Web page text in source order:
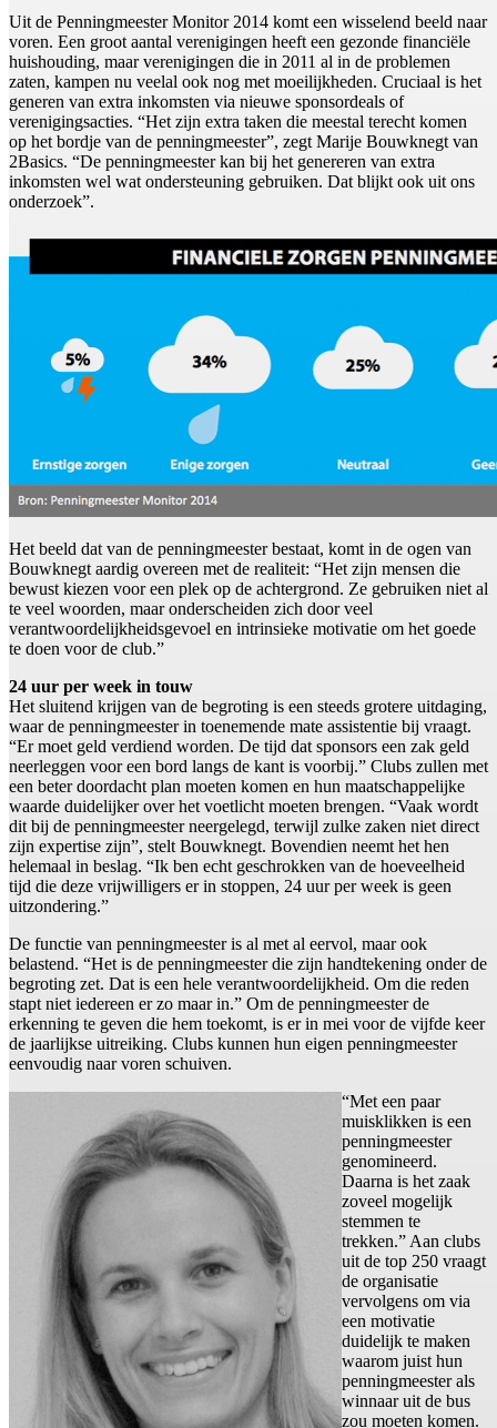
Uit de Penningmeester Monitor 2014 komt een wisselend beeld naar
voren. Een groot aantal verenigingen heeft een gezonde financiële
huishouding, maar verenigingen die in 2011 al in de problemen
zaten, kampen nu veelal ook nog met moeilijkheden. Cruciaal is het
generen van extra inkomsten via nieuwe sponsordeals of
verenigingsacties. “Het zijn extra taken die meestal terecht komen
op het bordje van de penningmeester”, zegt Marije Bouwknegt van
2Basics. “De penningmeester kan bij het genereren van extra
inkomsten wel wat ondersteuning gebruiken. Dat blijkt ook uit ons
onderzoek”.
Het beeld dat van de penningmeester bestaat, komt in de ogen van
Bouwknegt aardig overeen met de realiteit: “Het zijn mensen die
bewust kiezen voor een plek op de achtergrond. Ze gebruiken niet al
te veel woorden, maar onderscheiden zich door veel
verantwoordelijkheidsgevoel en intrinsieke motivatie om het goede
te doen voor de club.”
24 uur per week in touw
Het sluitend krijgen van de begroting is een steeds grotere uitdaging,
waar de penningmeester in toenemende mate assistentie bij vraagt.
“Er moet geld verdiend worden. De tijd dat sponsors een zak geld
neerleggen voor een bord langs de kant is voorbij.” Clubs zullen met
een beter doordacht plan moeten komen en hun maatschappelijke
waarde duidelijker over het voetlicht moeten brengen. “Vaak wordt
dit bij de penningmeester neergelegd, terwijl zulke zaken niet direct
zijn expertise zijn”, stelt Bouwknegt. Bovendien neemt het hen
helemaal in beslag. “Ik ben echt geschrokken van de hoeveelheid
tijd die deze vrijwilligers er in stoppen, 24 uur per week is geen
uitzondering.”
De functie van penningmeester is al met al eervol, maar ook
belastend. “Het is de penningmeester die zijn handtekening onder de
begroting zet. Dat is een hele verantwoordelijkheid. Om die reden
stapt niet iedereen er zo maar in.” Om de penningmeester de
erkenning te geven die hem toekomt, is er in mei voor de vijfde keer
de jaarlijkse uitreiking. Clubs kunnen hun eigen penningmeester
eenvoudig naar voren schuiven.
“Met een paar
muisklikken is een
penningmeester
genomineerd.
Daarna is het zaak
zoveel mogelijk
stemmen te
trekken.” Aan clubs
uit de top 250 vraagt
de organisatie
vervolgens om via
een motivatie
duidelijk te maken
waarom juist hun
penningmeester als
winnaar uit de bus
zou moeten komen.